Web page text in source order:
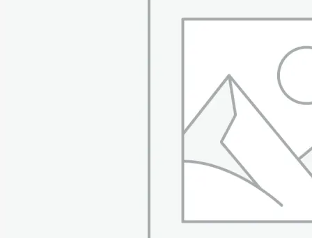
переставляются в 3-х
положениях, что
подходит для
большинства дисков.
Станок
шиномонтажный 380V
п/автомат, 2х скор,
стол с накладками,